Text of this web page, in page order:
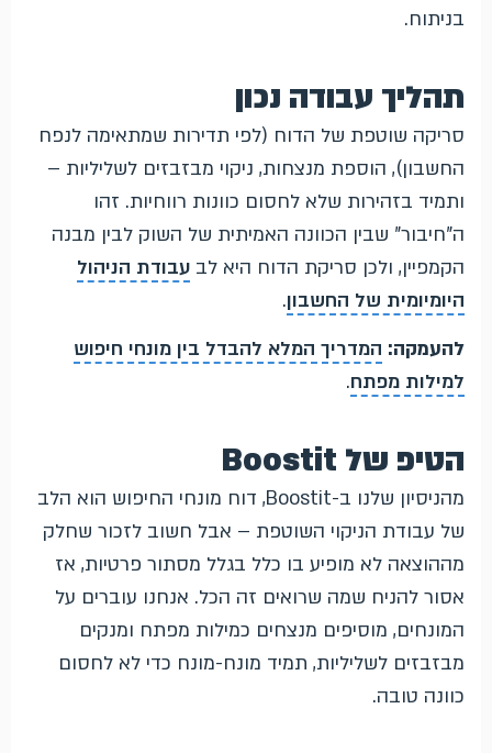
בניתוח.
תהליך עבודה נכון
סריקה שוטפת של הדוח (לפי תדירות שמתאימה לנפח
החשבון), הוספת מנצחות, ניקוי מבזבזים לשליליות –
ותמיד בזהירות שלא לחסום כוונות רווחיות. זהו
ה"חיבור" שבין הכוונה האמיתית של השוק לבין מבנה
הקמפיין, ולכן סריקת הדוח היא לב עבודת הניהול
היומיומית של החשבון.
להעמקה: המדריך המלא להבדל בין מונחי חיפוש
למילות מפתח.
הטיפ של Boostit
מהניסיון שלנו ב-Boostit, דוח מונחי החיפוש הוא הלב
של עבודת הניקוי השוטפת – אבל חשוב לזכור שחלק
מההוצאה לא מופיע בו כלל בגלל מסתור פרטיות, אז
אסור להניח שמה שרואים זה הכל. אנחנו עוברים על
המונחים, מוסיפים מנצחים כמילות מפתח ומנקים
מבזבזים לשליליות, תמיד מונח-מונח כדי לא לחסום
כוונה טובה.